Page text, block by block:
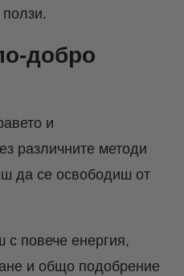
добро
и
различните методи
да се освободиш от
с повече енергия,
и общо подобрение